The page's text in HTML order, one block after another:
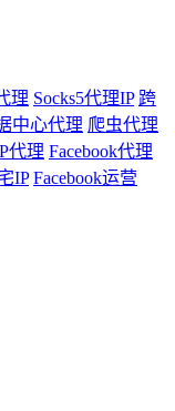
理 Socks5代理IP 跨
中心代理 爬虫代理
代理 Facebook代理
IP Facebook运营